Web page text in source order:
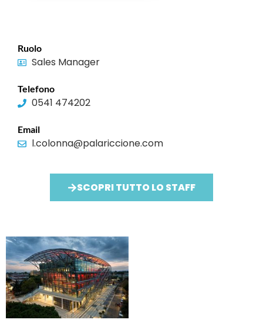
Ruolo
Sales Manager
Telefono
0541 474202
Email
l.colonna@palariccione.com
SCOPRI TUTTO LO STAFF